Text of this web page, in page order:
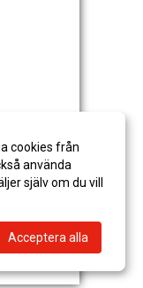
cookies från
använda
själv om du vill
Acceptera alla